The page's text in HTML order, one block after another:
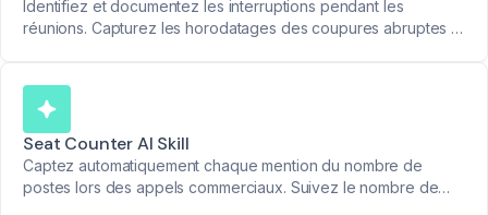
Identifiez et documentez les interruptions pendant les
réunions. Capturez les horodatages des coupures abruptes et
Seat Counter AI Skill
Captez automatiquement chaque mention du nombre de
postes lors des appels commerciaux. Suivez le nombre de